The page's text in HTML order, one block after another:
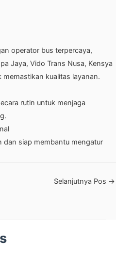
operator bus terpercaya,
Jaya, Vido Trans Nusa, Kensya
memastikan kualitas layanan.
rutin untuk menjaga
dan siap membantu mengatur
Selanjutnya Pos →